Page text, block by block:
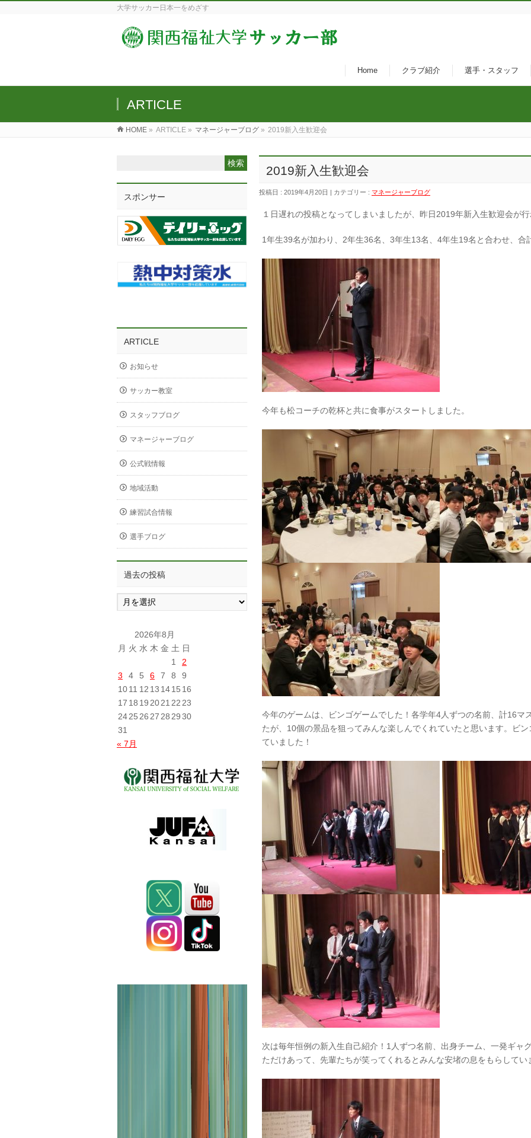
大学サッカー日本一をめざす
Home クラブ紹介 選手・スタッフ
ARTICLE
HOME » ARTICLE » マネージャーブログ » 2019新入生歓迎会
2019新入生歓迎会
投稿日 : 2019年4月20日 | カテゴリー : マネージャーブログ
１日遅れの投稿となってしまいましたが、昨日2019年新入生歓迎会が行
1年生39名が加わり、2年生36名、3年生13名、4年生19名と合わせ、合
今年も松コーチの乾杯と共に食事がスタートしました。
今年のゲームは、ビンゴゲームでした！各学年4人ずつの名前、計16マ
たが、10個の景品を狙ってみんな楽しんでくれていたと思います。ビ
ていました！
次は毎年恒例の新入生自己紹介！1人ずつ名前、出身チーム、一発ギャ
ただけあって、先輩たちが笑ってくれるとみんな安堵の息をもらしてい
スポンサー
ARTICLE
お知らせ
サッカー教室
スタッフブログ
マネージャーブログ
公式戦情報
地域活動
練習試合情報
選手ブログ
過去の投稿
過
去
2026年8月
月 火 水 木 金 土 日
1
2
3
4 5 6 7 8
9
1011 12 13 1415 16
17 18 19 2021 22 23
2425 26 27 28 2930
31
« 7月